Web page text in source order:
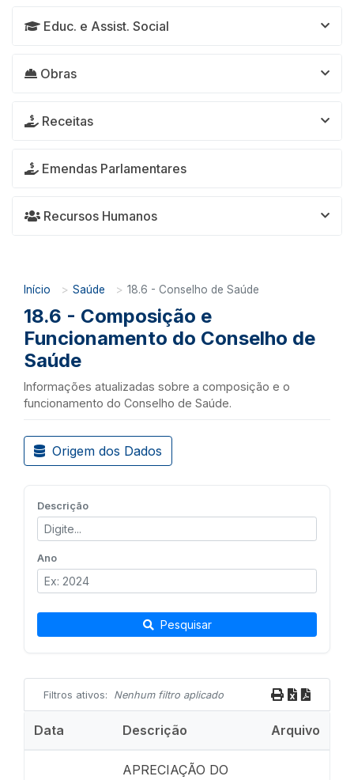
Educ. e Assist. Social
Obras
Receitas
Emendas Parlamentares
Recursos Humanos
Início Saúde 18.6 - Conselho de Saúde
18.6 - Composição e
Funcionamento do Conselho de
Saúde
Informações atualizadas sobre a composição e o
funcionamento do Conselho de Saúde.
Origem dos Dados
Descrição
Ano
Pesquisar
Filtros ativos: Nenhum filtro aplicado
Data Descrição Arquivo
APRECIAÇÃO DO